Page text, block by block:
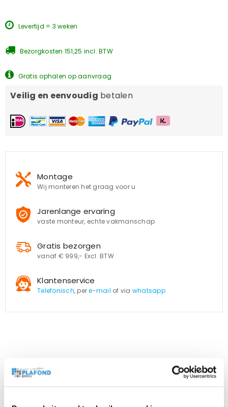
Levertijd = 3 weken
Bezorgkosten 151,25 incl. BTW
Gratis ophalen op aanvraag
Veilig en eenvoudig betalen
Montage
Wij monteren het graag voor u
Jarenlange ervaring
vaste monteur, echte vakmanschap
Gratis bezorgen
vanaf € 999,- Excl. BTW
Klantenservice
Telefonisch, pere-mail of via whatsapp